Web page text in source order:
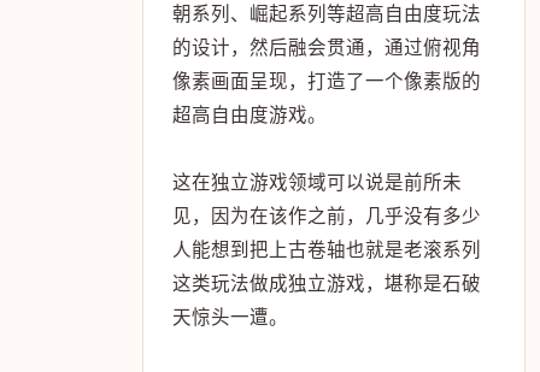
朝系列、崛起系列等超高自由度玩法
的设计，然后融会贯通，通过俯视角
像素画面呈现，打造了一个像素版的
超高自由度游戏。
这在独立游戏领域可以说是前所未
见，因为在该作之前，几乎没有多少
人能想到把上古卷轴也就是老滚系列
这类玩法做成独立游戏，堪称是石破
天惊头一遭。